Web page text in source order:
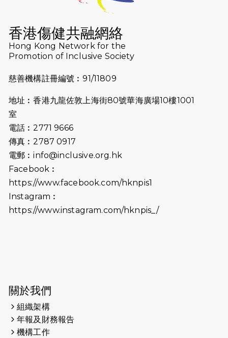
Lockton Fearless Dragon Trail
Run 2025
2025-08-07 諾德 x 猛龍慈善共融音樂夜2025
🌟
2025-06-15
會及愛。匯聚商龍會支持！
2025-06-09
《猛龍傳之誰怕誰》電影欣賞 - 感謝
生，GBS，JP出席
2025-06-06
《為你喝采陳百強歌迷會》慷慨贊助
38張門票欣賞香港中樂團 X 陳百強 —
2025-03-21
2025-02-20
2025-02-06
香港傷健共融網絡
Hong Kong Network for the
Promotion of Inclusive Society
慈善機構註冊編號︰91/11809
地址︰香港九龍佐敦上海街80號華海廣場10樓1001
室
電話︰2771 9666
傳真︰2787 0917
電郵︰info@inclusive.org.hk
Facebook︰
https://www.facebook.com/hknpis1
Instagram︰
https://www.instagram.com/hknpis_/
關於我們
組織架構
年報及財務報告
機構工作